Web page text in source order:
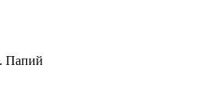
Папий